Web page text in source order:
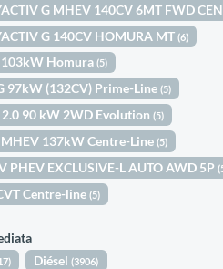
G MHEV 140CV 6MT FWD
G 140CV HOMURA MT(6)
103kW Homura(5)
97kW (132CV) Prime-Line(5)
2.0 90 kW 2WD Evolution(5)
MHEV 137kW Centre-Line(5)
PHEV EXCLUSIVE-L AUTO AWD 5P
Centre-line(5)
Diésel(3906)